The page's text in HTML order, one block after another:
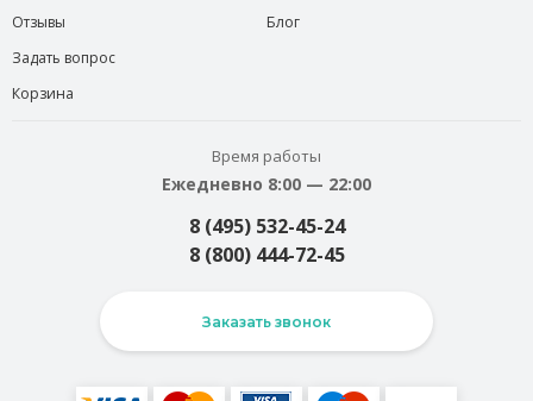
Отзывы
Задать вопрос
Корзина
Блог
Время работы
Ежедневно 8:00 — 22:00
8 (495) 532-45-24
8 (800) 444-72-45
Заказать звонок